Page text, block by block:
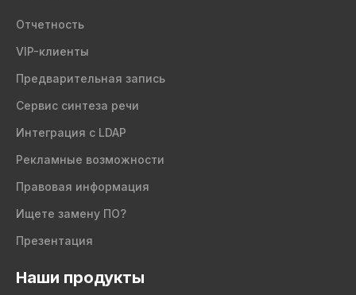
Отчетность
VIP-клиенты
Предварительная запись
Сервис синтеза речи
Интеграция с LDAP
Рекламные возможности
Правовая информация
Ищете замену ПО?
Презентация
Наши продукты